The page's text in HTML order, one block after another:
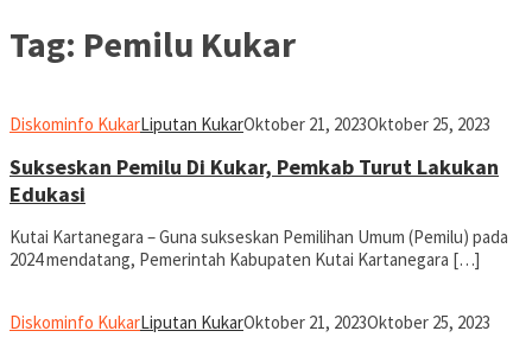
Tag: Pemilu Kukar
Diskominfo KukarLiputan KukarOktober 21, 2023Oktober 25, 2023
Sukseskan Pemilu Di Kukar, Pemkab Turut Lakukan
Edukasi
Kutai Kartanegara – Guna sukseskan Pemilihan Umum (Pemilu) pada
2024 mendatang, Pemerintah Kabupaten Kutai Kartanegara […]
Diskominfo KukarLiputan KukarOktober 21, 2023Oktober 25, 2023